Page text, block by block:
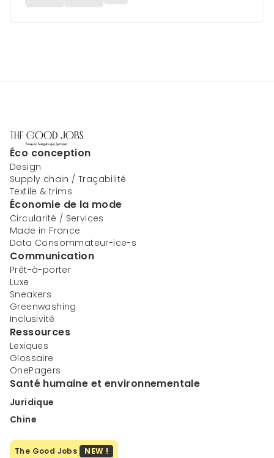
Éco conception
Design
Supply chain / Traçabilité
Textile & trims
Économie de la mode
Circularité / Services
Made in France
Data Consommateur-ice-s
Communication
Prêt-à-porter
Luxe
Sneakers
Greenwashing
Inclusivité
Ressources
Lexiques
Glossaire
OnePagers
Santé humaine et environnementale
Juridique
Chine
The Good Jobs NEW !